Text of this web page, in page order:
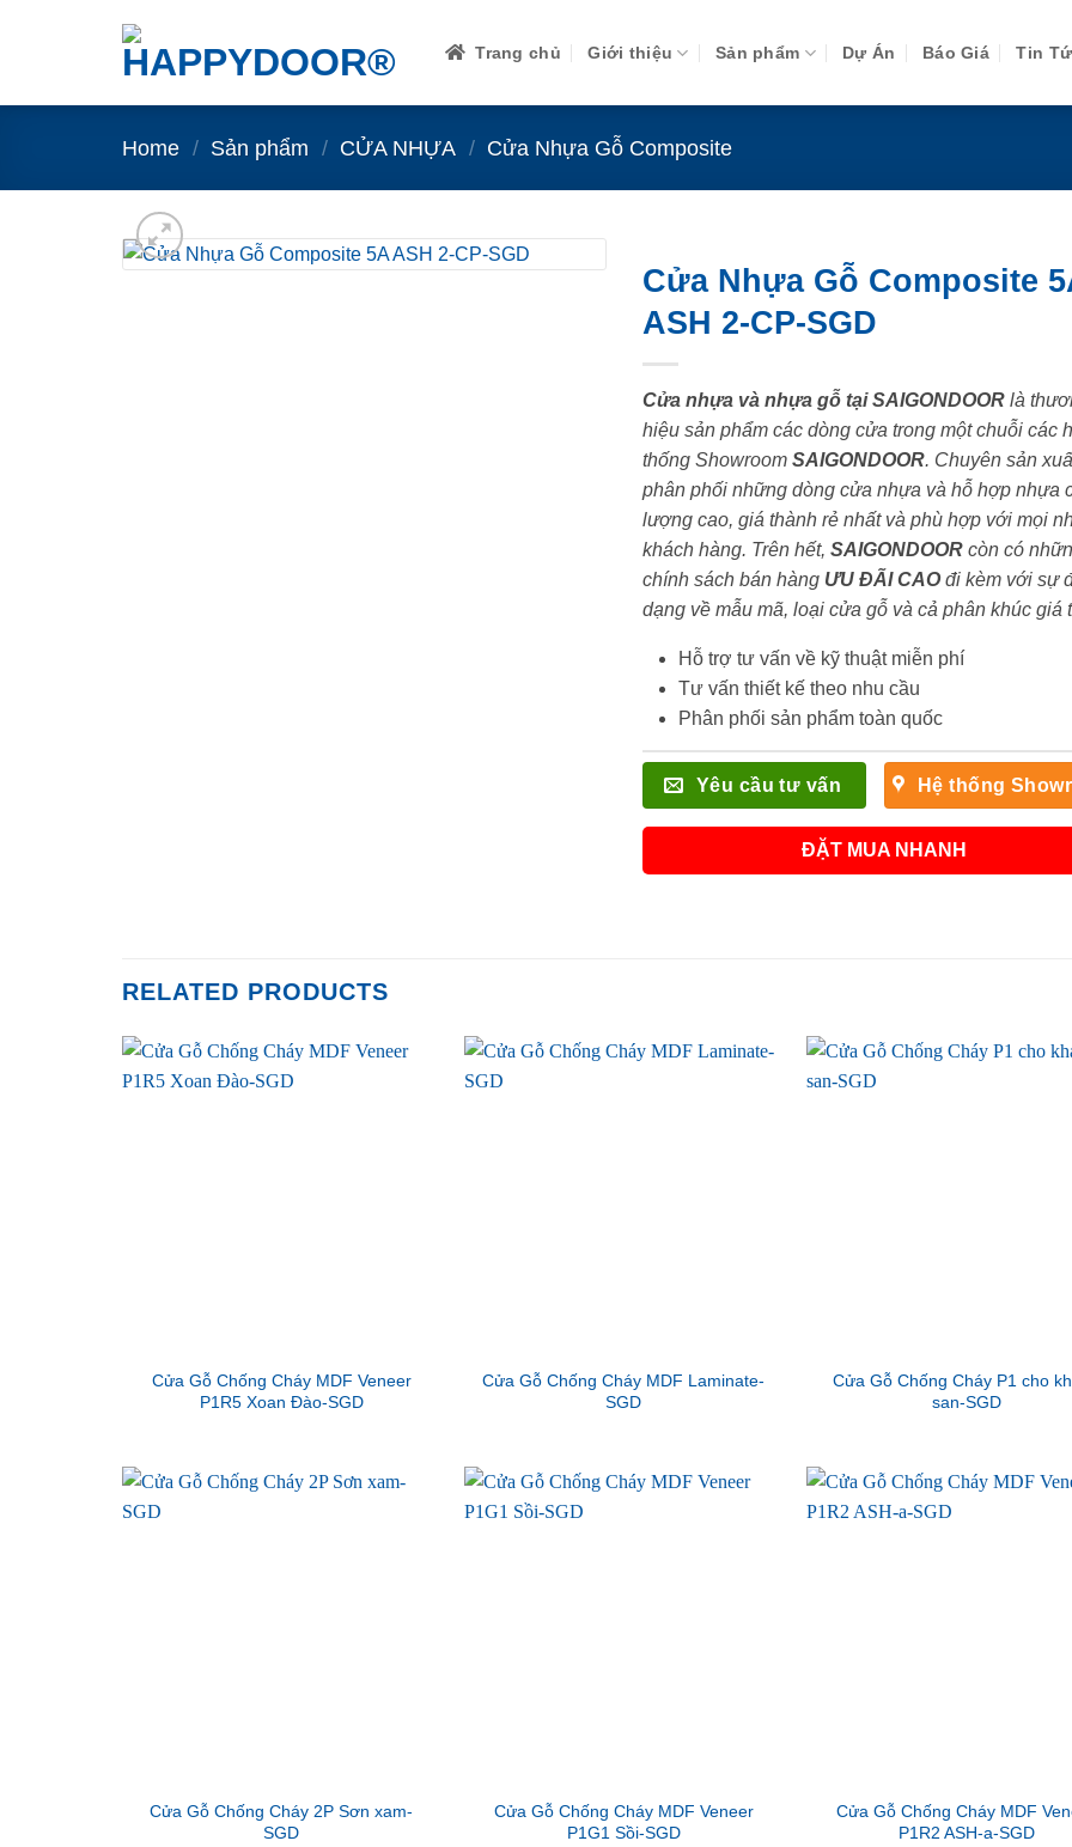
Trang chủ Giới thiệu Sản phẩm Dự Án Báo Giá Tin
Home / Sản phẩm / CỬA NHỰA / Cửa Nhựa Gỗ Composite
Cửa Nhựa Gỗ Composite
ASH 2-CP-SGD
Cửa nhựa và nhựa gỗ tại SAIGONDOORlà
hiệu sản phẩm các dòng cửa trong một chuỗi các
thống Showroom SAIGONDOOR. Chuyên sản
phân phối những dòng cửa nhựa và hỗ hợp nhựa
lượng cao, giá thành rẻ nhất và phù hợp với mọi
khách hàng. Trên hết, SAIGONDOORcòn có
chính sách bán hàng ƯU ĐÃI CAOđi kèm với sự
dạng về mẫu mã, loại cửa gỗ và cả phân khúc giá
Hỗ trợ tư vấn về kỹ thuật miễn phí
Tư vấn thiết kế theo nhu cầu
Phân phối sản phẩm toàn quốc
Yêu cầu tư vấn Hệ thống
ĐẶT MUA NHANH
RELATED PRODUCTS
Cửa Gỗ Chống Cháy MDF Veneer
P1R5 Xoan Đào-SGD
Cửa Gỗ Chống Cháy MDF Laminate-
SGD
Cửa Gỗ Chống Cháy P1 cho
san-SGD
Cửa Gỗ Chống Cháy 2P Sơn xam-
SGD
Cửa Gỗ Chống Cháy MDF Veneer
P1G1 Sồi-SGD
Cửa Gỗ Chống Cháy MDF
P1R2 ASH-a-SGD